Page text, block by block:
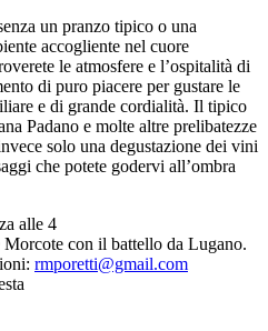
un pranzo tipico o una
accogliente nel cuore
le atmosfere e l’ospitalità di
di puro piacere per gustare le
e di grande cordialità. Il tipico
Padano e molte altre prelibatezze
solo una degustazione dei vini
che potete godervi all’ombra
alle 4
con il battello da Lugano.
rmporetti@gmail.com